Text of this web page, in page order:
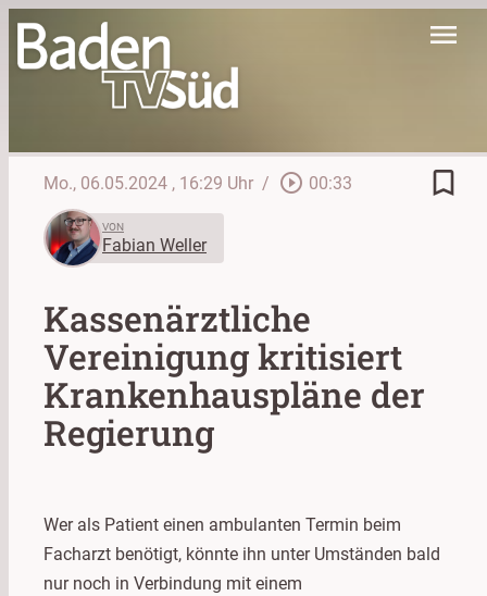
menu
Mo., 06.05.2024 , 16:29 Uhr / play_circle_outline 00:33 bookmark_border
VON
Fabian Weller
Kassenärztliche
Vereinigung kritisiert
Krankenhauspläne der
Regierung
Wer als Patient einen ambulanten Termin beim
Facharzt benötigt, könnte ihn unter Umständen bald
nur noch in Verbindung mit einem